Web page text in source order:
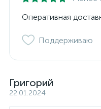
Оперативная
Поддерживаю
Григорий
22.01.2024